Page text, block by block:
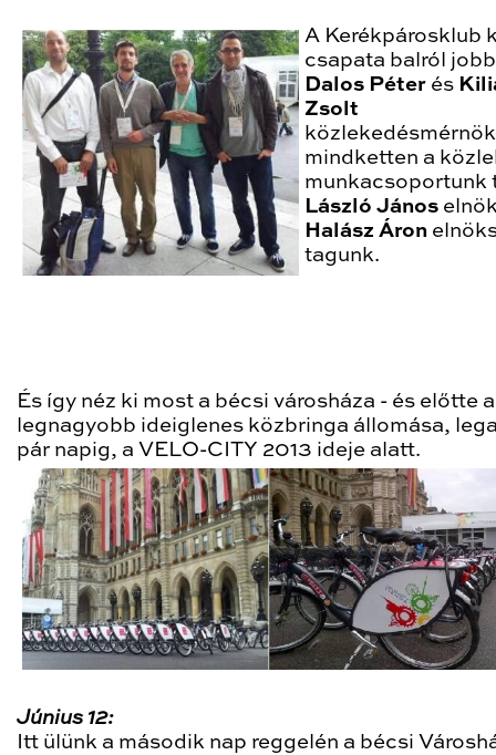
A Kerékpárosklub
csapata balról
Dalos Péter és
Zsolt
mindketten a
munkacsoportunk
László János
Halász Áron
tagunk.
És így néz ki most a bécsi városháza - és előtte
legnagyobb ideiglenes közbringa állomása,
pár napig, a VELO-CITY 2013 ideje alatt.
Június 12:
Itt ülünk a második nap reggelén a bécsi